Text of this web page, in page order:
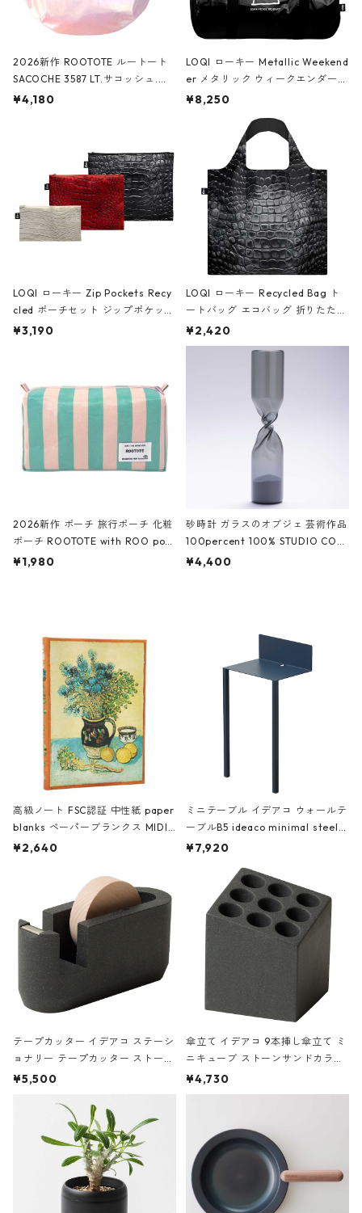
2026新作 ROOTOTE ルートート
SACOCHE 3587 LT.サコッシュ.ル
ミエ-B ショルダーバッグ グロスピ
¥4,180
LOQI ローキー Metallic Weekend
er メタリック ウィークエンダー
ボストンバッグ ショルダーバッグ
Black ジャン=ミッシェル・バスキ
ア/クラウン ブラック
¥8,250
LOQI ローキー Zip Pockets Recy
cled ポーチセット ジップポケット
ファスナーポーチ 撥水加工 トラベ
ーガンディー、オフホワイト
¥3,190
LOQI ローキー Recycled Bag ト
ートバッグ エコバッグ 折りたたみ
大きめ 撥水加工 収納ポーチ CRO
CODILE/Black クロコダイル/ブラ
¥2,420
2026新作 ポーチ 旅行ポーチ 化粧
ポーチ ROOTOTE with ROO pou
ch 3532 ルートート WR.ポーチ.ラ
¥1,980
砂時計 ガラスのオブジェ 芸術作品
100percent 100% STUDIO COH
AKU Timeless 100パーセント ス
¥4,400
高級ノート FSC認証 中性紙 paper
blanks ペーパーブランクス MIDI
ハードカバー 罫線 ヴァン・ゴッホ
¥2,640
ミニテーブル イデアコ ウォールテ
ーブルB5 ideaco minimal steel f
urniture WALL Table B5 ネイビー
¥7,920
テープカッター イデアコ ステーシ
ョナリー テープカッター ストーン
サンドカラー 石調 ideaco Station
¥5,500
傘立て イデアコ 9本挿し傘立て ミ
ニキューブ ストーンサンドカラー
石調 ideaco Umbrella Stand CUB
E ストーンサンドブラック
¥4,730